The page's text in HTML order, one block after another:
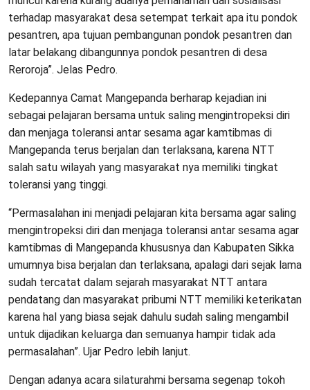
terhadap masyarakat desa setempat terkait apa itu pondok
pesantren, apa tujuan pembangunan pondok pesantren dan
latar belakang dibangunnya pondok pesantren di desa
Reroroja”. Jelas Pedro.
Kedepannya Camat Mangepanda berharap kejadian ini
sebagai pelajaran bersama untuk saling mengintropeksi diri
dan menjaga toleransi antar sesama agar kamtibmas di
Mangepanda terus berjalan dan terlaksana, karena NTT
salah satu wilayah yang masyarakat nya memiliki tingkat
toleransi yang tinggi.
“Permasalahan ini menjadi pelajaran kita bersama agar saling
mengintropeksi diri dan menjaga toleransi antar sesama agar
kamtibmas di Mangepanda khususnya dan Kabupaten Sikka
umumnya bisa berjalan dan terlaksana, apalagi dari sejak lama
sudah tercatat dalam sejarah masyarakat NTT antara
pendatang dan masyarakat pribumi NTT memiliki keterikatan
karena hal yang biasa sejak dahulu sudah saling mengambil
untuk dijadikan keluarga dan semuanya hampir tidak ada
permasalahan”. Ujar Pedro lebih lanjut.
Dengan adanya acara silaturahmi bersama segenap tokoh